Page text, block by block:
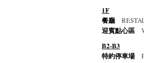
1F
餐廳
迎賓點心區
B2-B3
特約停車場